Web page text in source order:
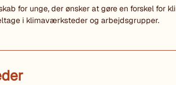
for unge, der ønsker at gøre en forskel for
i klimaværksteder og arbejdsgrupper.